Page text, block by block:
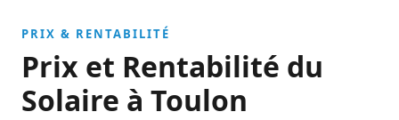
PRIX & RENTABILITÉ
Prix et Rentabilité du
Solaire à Toulon